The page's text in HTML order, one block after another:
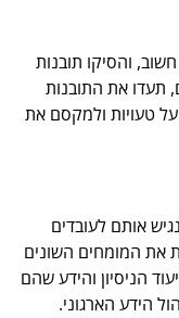
והסיקו תובנות
תעדו את התובנות
טעויות ולמקסם את
אותם לעובדים
את המומחים השונים
הניסיון והידע שהם
הידע הארגוני.